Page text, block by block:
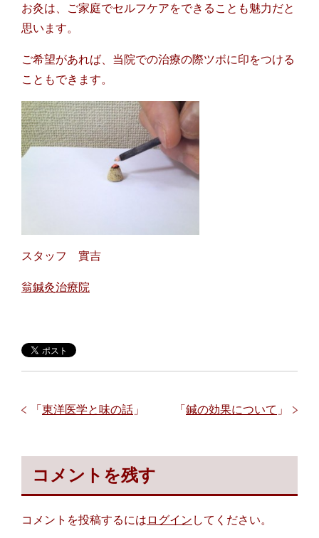
お灸は、ご家庭でセルフケアをできることも魅力だと
思います。
ご希望があれば、当院での治療の際ツボに印をつける
こともできます。
スタッフ 實吉
翁鍼灸治療院
「 鍼の効果について 」
「 東洋医学と味の話 」
コメントを残す
コメントを投稿するには ログイン してください。